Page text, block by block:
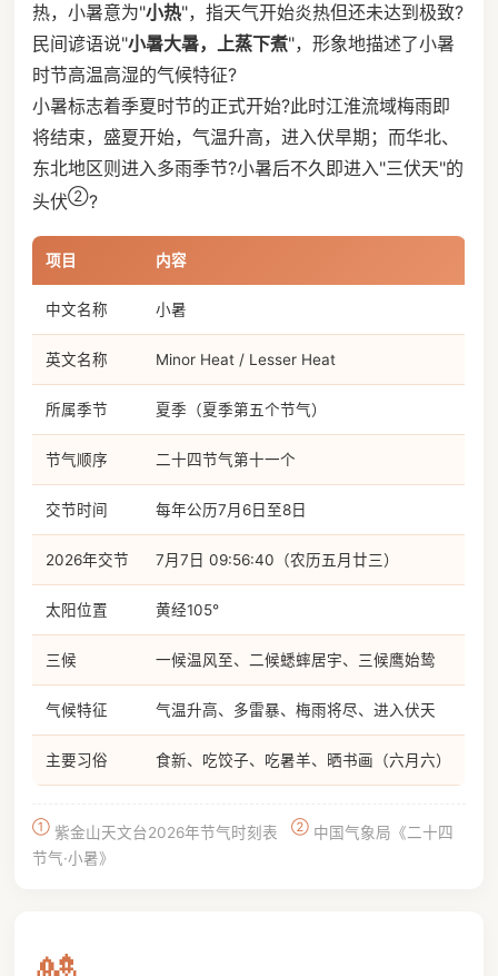
热，小暑意为"小热"，指天气开始炎热但还未达到极致?
民间谚语说"小暑大暑，上蒸下煮"，形象地描述了小暑
时节高温高湿的气候特征?
小暑标志着季夏时节的正式开始?此时江淮流域梅雨即
将结束，盛夏开始，气温升高，进入伏旱期；而华北、
东北地区则进入多雨季节?小暑后不久即进入"三伏天"的
头伏②?
项目 内容
中文名称 小暑
英文名称 Minor Heat / Lesser Heat
所属季节 夏季（夏季第五个节气）
节气顺序 二十四节气第十一个
交节时间 每年公历7月6日至8日
2026年交节 7月7日 09:56:40（农历五月廿三）
太阳位置 黄经105°
三候 一候温风至、二候蟋蟀居宇、三候鹰始鸷
气候特征 气温升高、多雷暴、梅雨将尽、进入伏天
主要习俗 食新、吃饺子、吃暑羊、晒书画（六月六）
① 紫金山天文台2026年节气时刻表② 中国气象局《二十四
节气·小暑》